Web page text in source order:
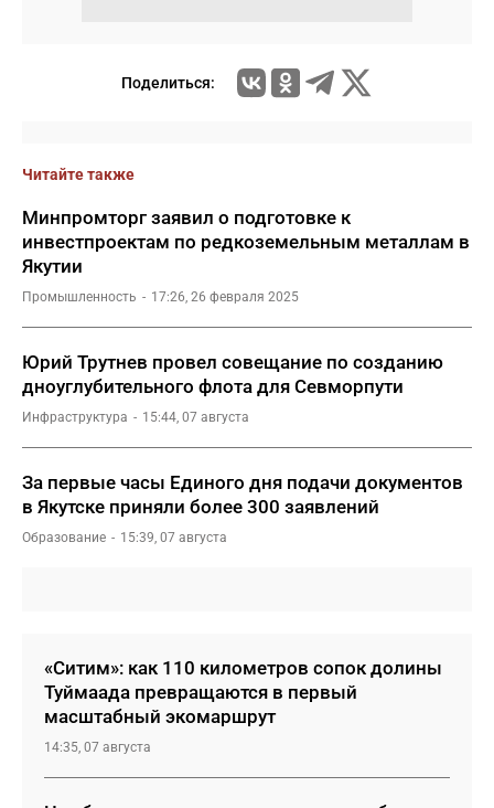
Поделиться:
Читайте также
Минпромторг заявил о подготовке к
инвестпроектам по редкоземельным металлам в
Якутии
Промышленность 17:26, 26 февраля 2025
Юрий Трутнев провел совещание по созданию
дноуглубительного флота для Севморпути
Инфраструктура 15:44, 07 августа
За первые часы Единого дня подачи документов
в Якутске приняли более 300 заявлений
Образование 15:39, 07 августа
«Ситим»: как 110 километров сопок долины
Туймаада превращаются в первый
масштабный экомаршрут
14:35, 07 августа